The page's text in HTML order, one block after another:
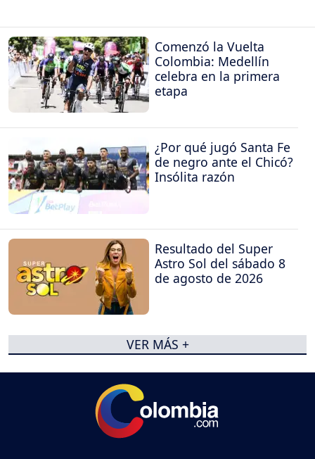
Comenzó la Vuelta
Colombia: Medellín
celebra en la primera
etapa
¿Por qué jugó Santa Fe
de negro ante el Chicó?
Insólita razón
Resultado del Super
Astro Sol del sábado 8
de agosto de 2026
VER MÁS +